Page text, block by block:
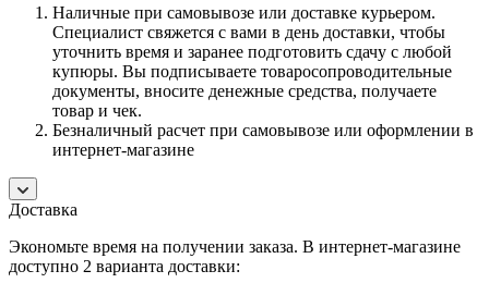
Наличные при самовывозе или доставке курьером.
Специалист свяжется с вами в день доставки, чтобы
уточнить время и заранее подготовить сдачу с любой
купюры. Вы подписываете товаросопроводительные
документы, вносите денежные средства, получаете
товар и чек.
Безналичный расчет при самовывозе или оформлении в
интернет-магазине
Доставка
Экономьте время на получении заказа. В интернет-магазине
доступно 2 варианта доставки: